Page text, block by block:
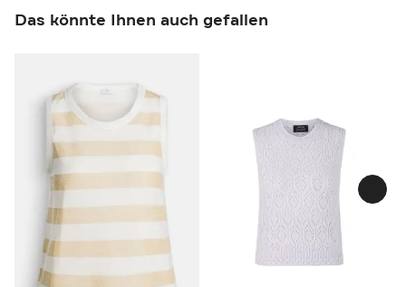
Das könnte Ihnen auch gefallen